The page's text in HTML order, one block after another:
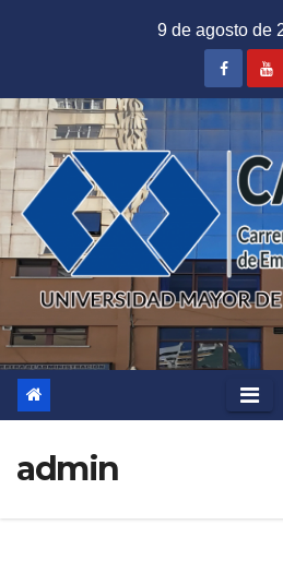
9 de agosto de
admin